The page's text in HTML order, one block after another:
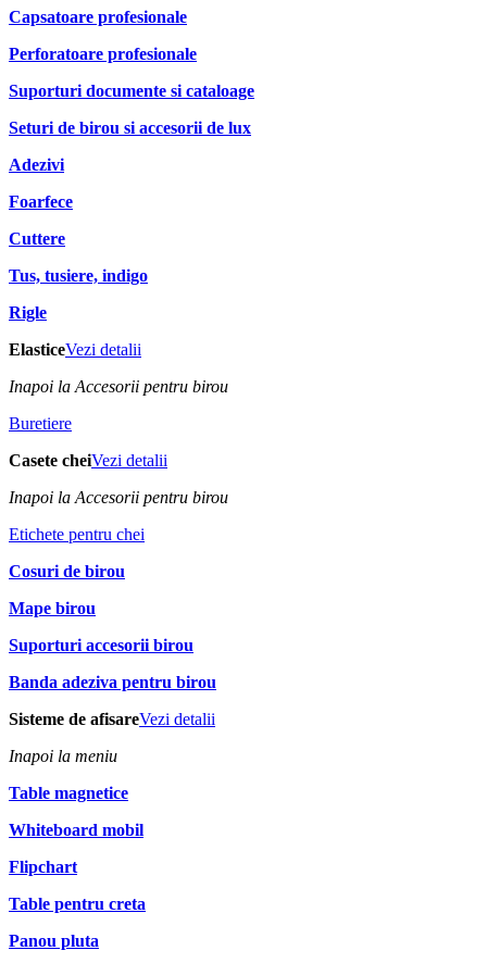
Capsatoare profesionale
Perforatoare profesionale
Suporturi documente si cataloage
Seturi de birou si accesorii de lux
Adezivi
Foarfece
Cuttere
Tus, tusiere, indigo
Rigle
ElasticeVezi detalii
Inapoi la Accesorii pentru birou
Buretiere
Casete cheiVezi detalii
Inapoi la Accesorii pentru birou
Etichete pentru chei
Cosuri de birou
Mape birou
Suporturi accesorii birou
Banda adeziva pentru birou
Sisteme de afisareVezi detalii
Inapoi la meniu
Table magnetice
Whiteboard mobil
Flipchart
Table pentru creta
Panou pluta